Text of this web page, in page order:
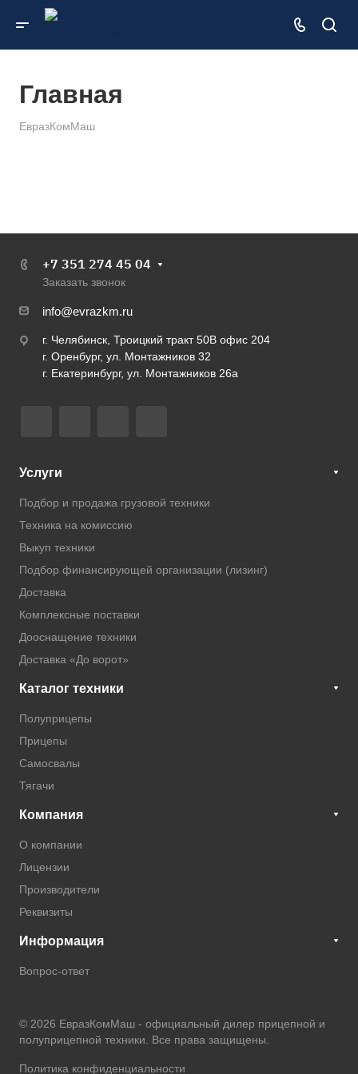
Главная
ЕвразКомМаш
+7 351 274 45 04
Заказать звонок
info@evrazkm.ru
г. Челябинск, Троицкий тракт 50В офис 204
г. Оренбург, ул. Монтажников 32
г. Екатеринбург, ул. Монтажников 26а
Услуги
Подбор и продажа грузовой техники
Техника на комиссию
Выкуп техники
Подбор финансирующей организации (лизинг)
Доставка
Комплексные поставки
Дооснащение техники
Доставка «До ворот»
Каталог техники
Полуприцепы
Прицепы
Самосвалы
Тягачи
Компания
О компании
Лицензии
Производители
Реквизиты
Информация
Вопрос-ответ
© 2026 ЕвразКомМаш - официальный дилер прицепной и
полуприцепной техники . Все права защищены.
Политика конфиденциальности